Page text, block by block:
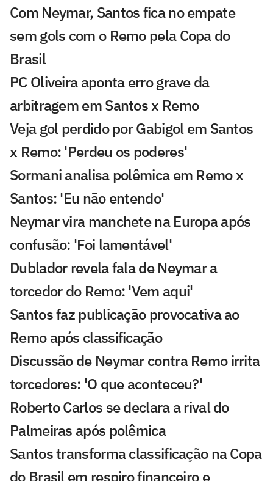
Com Neymar, Santos fica no empate
sem gols com o Remo pela Copa do
Brasil
PC Oliveira aponta erro grave da
arbitragem em Santos x Remo
Veja gol perdido por Gabigol em Santos
x Remo: 'Perdeu os poderes'
Sormani analisa polêmica em Remo x
Santos: 'Eu não entendo'
Neymar vira manchete na Europa após
confusão: 'Foi lamentável'
Dublador revela fala de Neymar a
torcedor do Remo: 'Vem aqui'
Santos faz publicação provocativa ao
Remo após classificação
Discussão de Neymar contra Remo irrita
torcedores: 'O que aconteceu?'
Roberto Carlos se declara a rival do
Palmeiras após polêmica
Santos transforma classificação na Copa
do Brasil em respiro financeiro e